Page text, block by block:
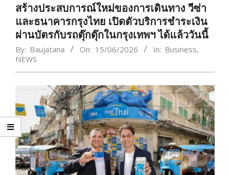
สร้างประสบการณ์ใหม่ของการเดินทาง วีซ่า
และธนาคารกรุงไทย เปิดตัวบริการชำระเงิน
ผ่านบัตรกับรถตุ๊กตุ๊กในกรุงเทพฯ ได้แล้ววันนี้
By: Baujatana On: 15/06/2026 In: Business,
NEWS